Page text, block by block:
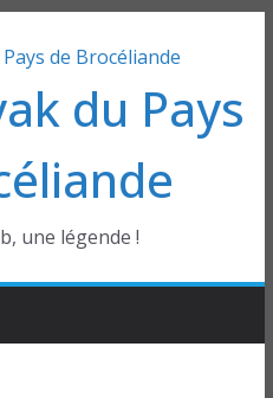
du Pays
une légende !